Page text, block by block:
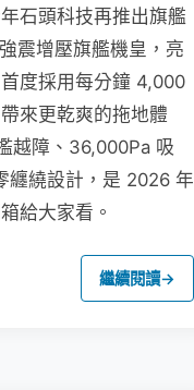
石頭科技再推出旗艦
震增壓旗艦機皇，亮
度採用每分鐘 4,000
來更乾爽的拖地體
越障、36,000Pa 吸
纏繞設計，是 2026 年
給大家看。
繼續閱讀→